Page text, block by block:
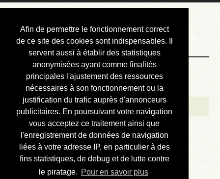
Afin de permettre le fonctionnement correct
de ce site des cookies sont indispensables. Il
servent aussi à établir des statistiques
anonymisées ayant comme finalités
principales l'ajustement des ressources
nécessaires à son fonctionnement ou la
justification du trafic auprès d'annonceurs
publicitaires. En poursuivant votre navigation
vous acceptez ce traitement ainsi que
l'enregistrement de données de navigation
liées à votre adresse IP, en particulier à des
fins statistiques, de debug et de lutte contre
le piratage. Pour en savoir plus
Courbis, « LE »
Blog Officiel
Bienvenue
Réalisations
Divers (et d’été)
Annonces
Liens externes
Téléchargement